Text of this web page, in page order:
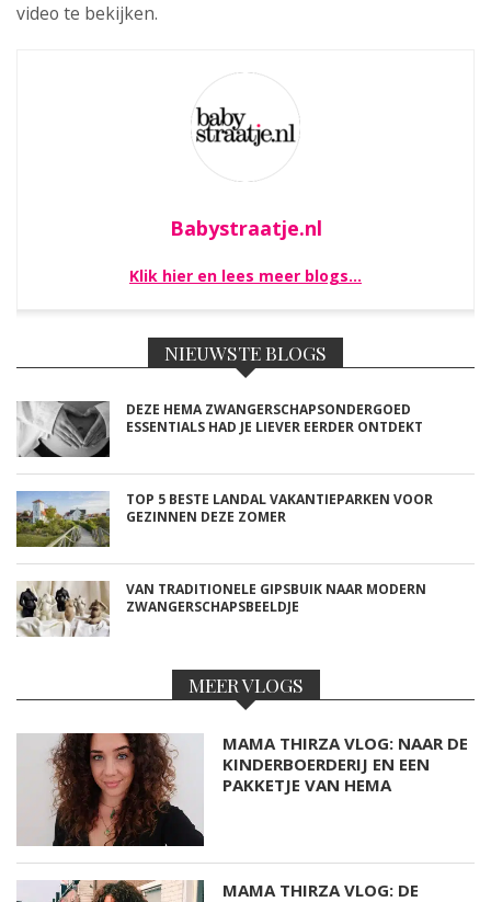
video te bekijken.
Babystraatje.nl
Klik hier en lees meer blogs…
NIEUWSTE BLOGS
DEZE HEMA ZWANGERSCHAPSONDERGOED
ESSENTIALS HAD JE LIEVER EERDER ONTDEKT
TOP 5 BESTE LANDAL VAKANTIEPARKEN VOOR
GEZINNEN DEZE ZOMER
VAN TRADITIONELE GIPSBUIK NAAR MODERN
ZWANGERSCHAPSBEELDJE
MEER VLOGS
MAMA THIRZA VLOG: NAAR DE
KINDERBOERDERIJ EN EEN
PAKKETJE VAN HEMA
MAMA THIRZA VLOG: DE